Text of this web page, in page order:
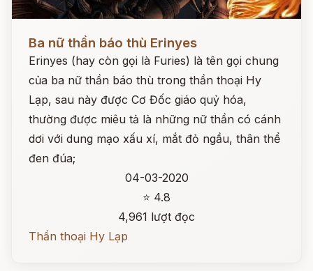
Ba nữ thần báo thù Erinyes
Erinyes (hay còn gọi là Furies) là tên gọi chung
của ba nữ thần báo thù trong thần thoại Hy
Lạp, sau này được Cơ Đốc giáo quỷ hóa,
thường được miêu tả là những nữ thần có cánh
dơi với dung mạo xấu xí, mắt đỏ ngầu, thân thể
đen đúa;
04-03-2020
⭐ 4.8
4,961 lượt đọc
Thần thoại Hy Lạp